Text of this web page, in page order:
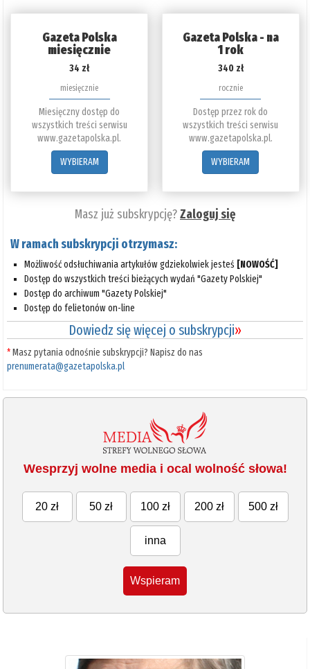
Gazeta Polska
miesięcznie
34 zł
miesięcznie
Miesięczny dostęp do
wszystkich treści serwisu
www.gazetapolska.pl.
WYBIERAM
Gazeta Polska - na
1 rok
340 zł
rocznie
Dostęp przez rok do
wszystkich treści serwisu
www.gazetapolska.pl.
WYBIERAM
Masz już subskrypcję?Zaloguj się
W ramach subskrypcji otrzymasz:
Możliwość odsłuchiwania artykułów gdziekolwiek jesteś [NOWOŚĆ]
Dostęp do wszystkich treści bieżących wydań "Gazety Polskiej"
Dostęp do archiwum "Gazety Polskiej"
Dostęp do felietonów on-line
Dowiedz się więcej o subskrypcji»
*Masz pytania odnośnie subskrypcji? Napisz do nas
prenumerata@gazetapolska.pl
Wesprzyj wolne media i ocal wolność słowa!
20 zł 50 zł 100 zł 200 zł 500 zł
inna
Wspieram